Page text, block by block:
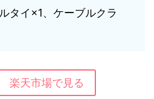
タイ×1、ケーブルクラ
楽天市場で見る